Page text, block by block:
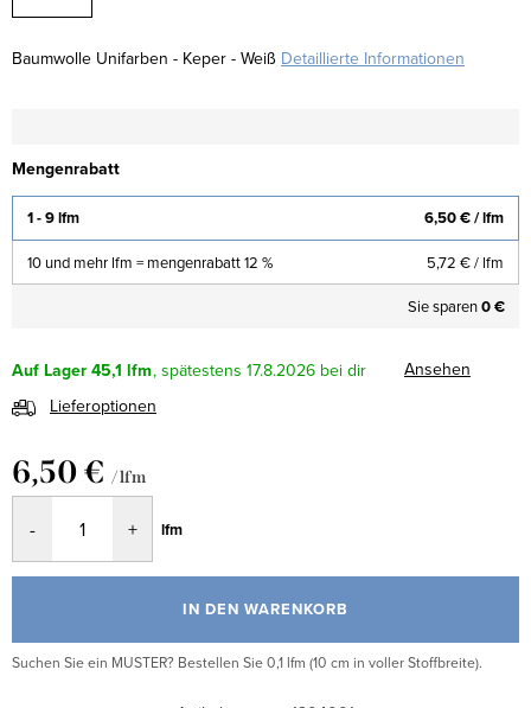
Baumwolle Unifarben - Keper - Weiß Detaillierte Informationen
Mengenrabatt
1 - 9 lfm 6,50 €/ lfm
10 und mehr lfm = mengenrabatt 12 % 5,72 €/ lfm
Sie sparen0 €
Auf Lager45,1 lfm 17.8.2026
Ansehen
Lieferoptionen
6,50 € / lfm
lfm
IN DEN WARENKORB
Suchen Sie ein MUSTER? Bestellen Sie 0,1 lfm (10 cm in voller Stoffbreite).